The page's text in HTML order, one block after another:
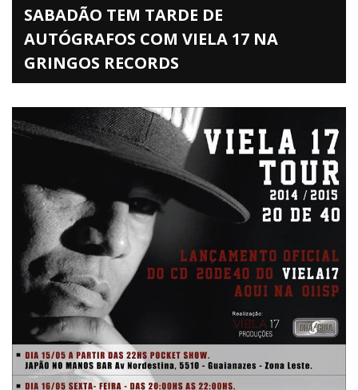
SABADÃO TEM TARDE DE
AUTÓGRAFOS COM VIELA 17 NA
GRINGOS RECORDS